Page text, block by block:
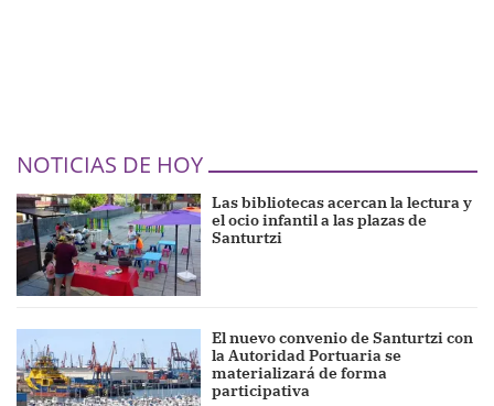
NOTICIAS DE HOY
Las bibliotecas acercan la lectura y
el ocio infantil a las plazas de
Santurtzi
El nuevo convenio de Santurtzi con
la Autoridad Portuaria se
materializará de forma
participativa